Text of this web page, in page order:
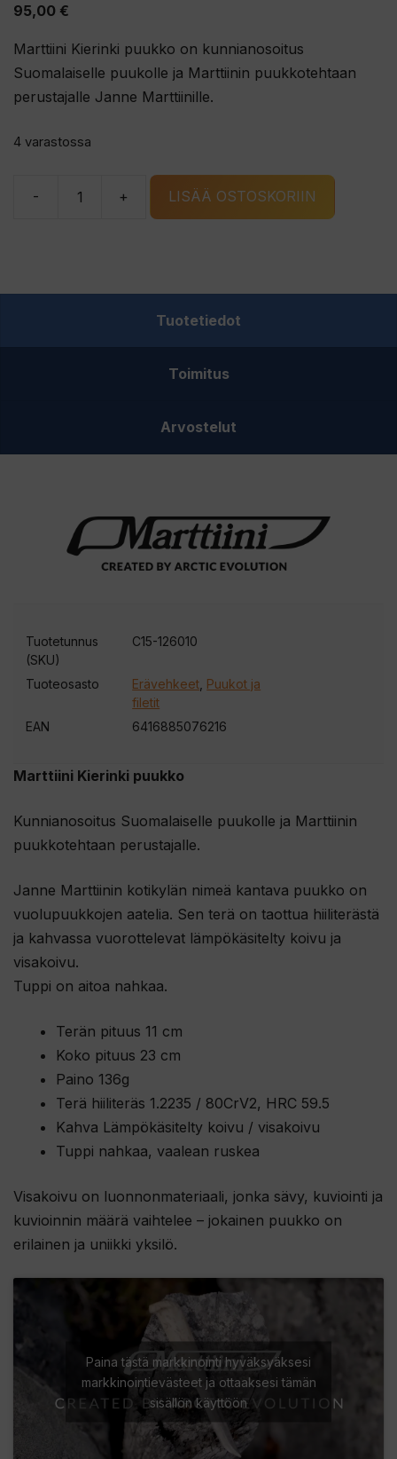
95,00 €
Marttiini Kierinki puukko on kunnianosoitus
Suomalaiselle puukolle ja Marttiinin puukkotehtaan
perustajalle Janne Marttiinille.
4 varastossa
-
Marttiini
+ LISÄÄ OSTOSKORIIN
Tuotetiedot
Toimitus
Arvostelut
Marttiini Kierinki puukko
Kunnianosoitus Suomalaiselle puukolle ja Marttiinin
puukkotehtaan perustajalle.
Janne Marttiinin kotikylän nimeä kantava puukko on
vuolupuukkojen aatelia. Sen terä on taottua hiiliterästä
ja kahvassa vuorottelevat lämpökäsitelty koivu ja
visakoivu.
Tuppi on aitoa nahkaa.
Terän pituus 11 cm
Koko pituus 23 cm
Paino 136g
Terä hiiliteräs 1.2235 / 80CrV2, HRC 59.5
Kahva Lämpökäsitelty koivu / visakoivu
Tuppi nahkaa, vaalean ruskea
Visakoivu on luonnonmateriaali, jonka sävy, kuviointi ja
kuvioinnin määrä vaihtelee – jokainen puukko on
erilainen ja uniikki yksilö.
Paina tästä markkinointi hyväksyäksesi
markkinointievästeet ja ottaaksesi tämän
sisällön käyttöön
Tuotetunnus
(SKU)
C15-126010
Tuoteosasto Erävehkeet Puukot ja
filetit
EAN
6416885076216